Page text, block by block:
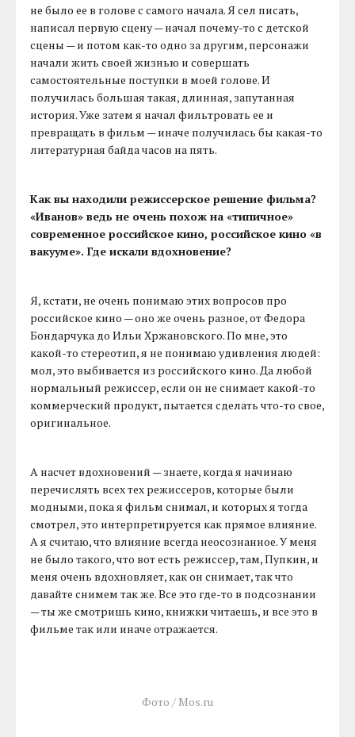
не было ее в голове с самого начала. Я сел писать,
написал первую сцену — начал почему-то с детской
сцены — и потом как-то одно за другим, персонажи
начали жить своей жизнью и совершать
самостоятельные поступки в моей голове. И
получилась большая такая, длинная, запутанная
история. Уже затем я начал фильтровать ее и
превращать в фильм — иначе получилась бы какая-то
литературная байда часов на пять.
Как вы находили режиссерское решение фильма?
«Иванов» ведь не очень похож на «типичное»
современное российское кино, российское кино «в
вакууме». Где искали вдохновение?
Я, кстати, не очень понимаю этих вопросов про
российское кино — оно же очень разное, от Федора
Бондарчука до Ильи Хржановского. По мне, это
какой-то стереотип, я не понимаю удивления людей:
мол, это выбивается из российского кино. Да любой
нормальный режиссер, если он не снимает какой-то
коммерческий продукт, пытается сделать что-то свое,
оригинальное.
А насчет вдохновений — знаете, когда я начинаю
перечислять всех тех режиссеров, которые были
модными, пока я фильм снимал, и которых я тогда
смотрел, это интерпретируется как прямое влияние.
А я считаю, что влияние всегда неосознанное. У меня
не было такого, что вот есть режиссер, там, Пупкин, и
меня очень вдохновляет, как он снимает, так что
давайте снимем так же. Все это где-то в подсознании
— ты же смотришь кино, книжки читаешь, и все это в
фильме так или иначе отражается.
Фото / Mos.ru